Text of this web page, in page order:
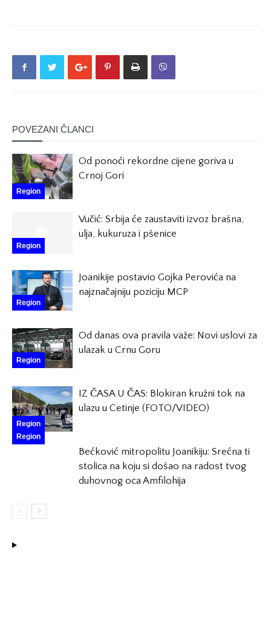
POVEZANI ČLANCI
Region
Od ponoći rekordne cijene goriva u
Crnoj Gori
Region
Vučić: Srbija će zaustaviti izvoz brašna,
ulja, kukuruza i pšenice
Region
Joanikije postavio Gojka Perovića na
najznačajniju poziciju MCP
Region
Od danas ova pravila važe: Novi uslovi za
ulazak u Crnu Goru
Region
IZ ČASA U ČAS: Blokiran kružni tok na
ulazu u Cetinje (FOTO/VIDEO)
Region
Bećković mitropolitu Joanikiju: Srećna ti
stolica na koju si došao na radost tvog
duhovnog oca Amfilohija